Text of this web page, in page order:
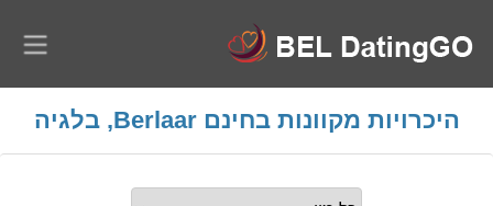
היכרויות מקוונות בחינם Berlaar, בלגיה